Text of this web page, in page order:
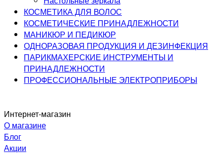
КОСМЕТИКА ДЛЯ ВОЛОС
КОСМЕТИЧЕСКИЕ ПРИНАДЛЕЖНОСТИ
МАНИКЮР И ПЕДИКЮР
ОДНОРАЗОВАЯ ПРОДУКЦИЯ И ДЕЗИНФЕКЦИЯ
ПАРИКМАХЕРСКИЕ ИНСТРУМЕНТЫ И
ПРИНАДЛЕЖНОСТИ
ПРОФЕССИОНАЛЬНЫЕ ЭЛЕКТРОПРИБОРЫ
Интернет-магазин
О магазине
Блог
Акции